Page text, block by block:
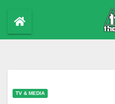
content
TV & MEDIA